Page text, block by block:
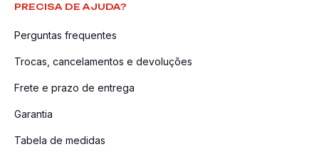
PRECISA DE AJUDA?
Perguntas frequentes
Trocas, cancelamentos e devoluções
Frete e prazo de entrega
Garantia
Tabela de medidas